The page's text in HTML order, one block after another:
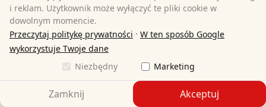
Materac Sleezzz® Smart 140x190 cm
i reklam. Użytkownik może wyłączyć te pliki cookie w
dowolnym momencie.
Przeczytaj politykę prywatności · W ten sposób Google
wykorzystuje Twoje dane
Niezbędny
Marketing
Zamknij Akceptuj